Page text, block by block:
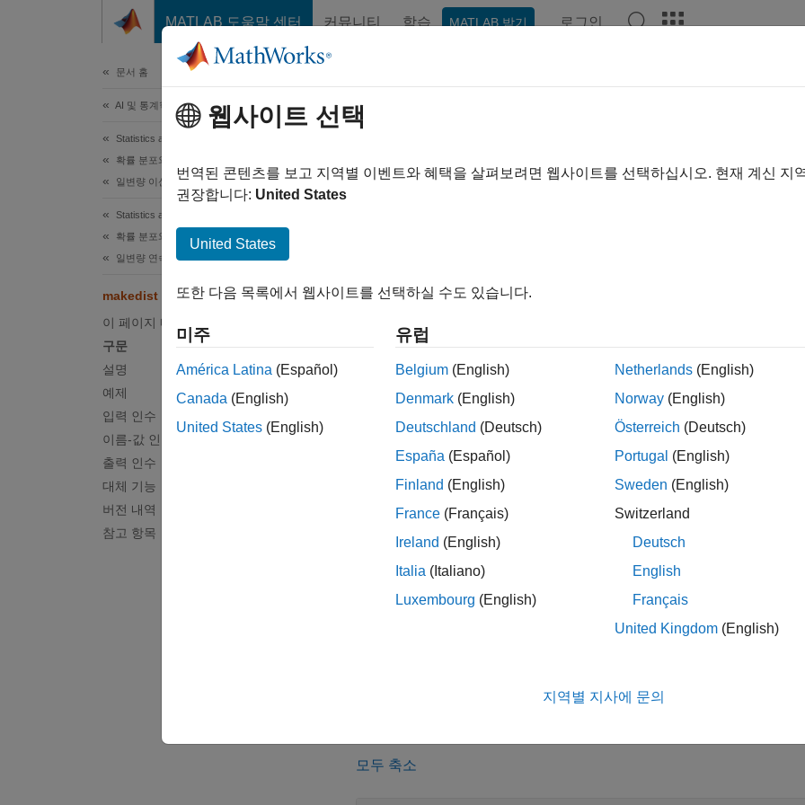
MATLAB 도움말 센터 커뮤니티 학습 MATLAB 받기 로그인
문서 홈
AI 및 통계학
Statistics and Machine Learning Toolbox
확률 분포와 가설검정
일변량 이산 분포
Statistics and Machine Learning Toolbox
확률 분포와 가설검정
일변량 연속 분포
makedist
이 페이지 내용
구문
설명
예제
입력 인수
이름-값 인수
출력 인수
대체 기능
버전 내역
참고 항목
makedist
확률 분포 객체 만들기
pd = makedist(distname,Name,Value)
makedist -reset
설명
= makedist( distname )은 디폴트 모수 값을 사용하여 분포
= makedist(distname
는 이름-값 쌍의 인수로 지정된 하
객체를 생성합니다.
= makedist는 makedist가 생성할 수 있는 확률 분포 목록을 포함
라는 이름의 네임스페이스에 포함된 파일의
모두 축소
웹사이트 선택
번역된 콘텐츠를 보고 지역별 이벤트와 혜택을 살펴보려면 웹사이트를 선택하십시오. 현재 계신 지
권장합니다: United States
United States
또한 다음 목록에서 웹사이트를 선택하실 수도 있습니다.
미주
América Latina (Español)
Canada (English)
United States (English)
유럽
Belgium (English)
Denmark (English)
Deutschland (Deutsch)
España (Español)
Finland (English)
France (Français)
Ireland (English)
Italia (Italiano)
Luxembourg (English)
Netherlands (English)
Norway (English)
Österreich (Deutsch)
Portugal (English)
Sweden (English)
Switzerland
Deutsch
English
Français
United Kingdom (English)
지역별 지사에 문의